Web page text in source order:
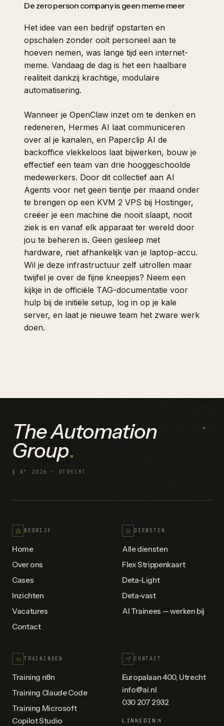
De zero person company is geen meme meer
Het idee van een bedrijf opstarten en
opschalen zonder ooit personeel aan te
hoeven nemen, was lange tijd een internet-
meme. Vandaag de dag is het een haalbare
realiteit dankzij krachtige, modulaire
automatisering.
Wanneer je OpenClaw inzet om te denken en
redeneren, Hermes AI laat communiceren
over al je kanalen, en Paperclip AI de
backoffice vlekkeloos laat bijwerken, bouw je
effectief een team van drie hooggeschoolde
medewerkers. Door dit collectief aan AI
Agents voor net geen tientje per maand onder
te brengen op een KVM 2 VPS bij Hostinger,
creëer je een machine die nooit slaapt, nooit
ziek is en vanaf elk apparaat ter wereld door
jou te beheren is. Geen gesleep met
hardware, niet afhankelijk van je laptop-accu.
Wil je deze infrastructuur zelf uitrollen maar
twijfel je over de fijne kneepjes? Neem een
kijkje in de officiële TAG-documentatie voor
hulp bij de initiële setup, log in op je kale
server, en laat je nieuwe team het zware werk
doen.
The Automation
Group.
§ N° 2026 · UTRECHT
BEDRIJF
Home
Over ons
Cases
Inzichten
Vacatures
Contact
DIENSTEN
Alle diensten
Flex Strippenkaart
Deta-Light
Deta-vast
AI Trainees — werken bij
TRAININGEN
Training n8n
Training Claude Code
Training Microsoft
Copilot Studio
CONTACT
Europalaan 400, Utrecht
info@ai.nl
030 207 2932
LINKEDIN